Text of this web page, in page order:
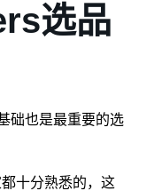
选品
础也是最重要的选
十分熟悉的，这